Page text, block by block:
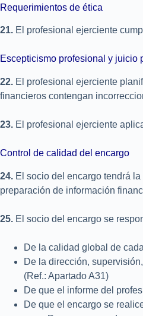
Requerimientos de ética
21. El profesional ejerciente
Escepticismo profesional y juicio
22. El profesional ejerciente
financieros contengan
23. El profesional ejerciente
Control de calidad del encargo
24. El socio del encargo tendrá
preparación de información
25. El socio del encargo se
De la calidad global de
De la dirección,
(Ref.: Apartado A31)
De que el informe del
De que el encargo se